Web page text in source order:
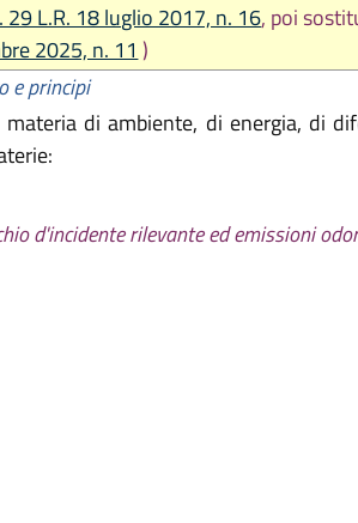
29 L.R. 18 luglio 2017, n. 16, poi
2025, n. 11 )
e principi
di ambiente, di energia, di
d'incidente rilevante ed emissioni